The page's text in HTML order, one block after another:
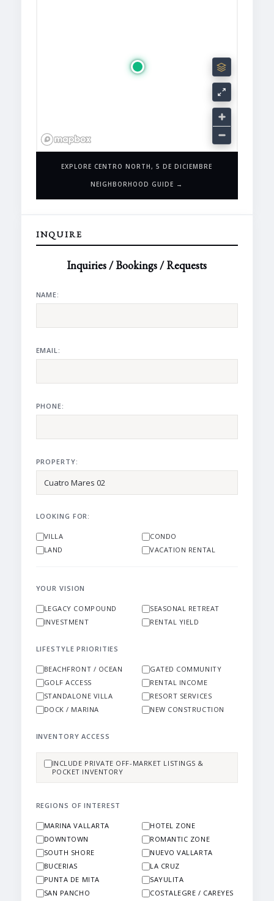
EXPLORE CENTRO NORTH, 5 DE DICIEMBRE
NEIGHBORHOOD GUIDE →
INQUIRE
Inquiries / Bookings / Requests
NAME:
EMAIL:
PHONE:
PROPERTY:
LOOKING FOR:
VILLA
CONDO
LAND
VACATION RENTAL
YOUR VISION
LEGACY COMPOUND
SEASONAL RETREAT
INVESTMENT
RENTAL YIELD
LIFESTYLE PRIORITIES
BEACHFRONT / OCEAN
GATED COMMUNITY
GOLF ACCESS
RENTAL INCOME
STANDALONE VILLA
RESORT SERVICES
DOCK / MARINA
NEW CONSTRUCTION
INVENTORY ACCESS
INCLUDE PRIVATE OFF-MARKET LISTINGS &
POCKET INVENTORY
REGIONS OF INTEREST
MARINA VALLARTA
HOTEL ZONE
DOWNTOWN
ROMANTIC ZONE
SOUTH SHORE
NUEVO VALLARTA
BUCERIAS
LA CRUZ
PUNTA DE MITA
SAYULITA
SAN PANCHO
COSTALEGRE / CAREYES